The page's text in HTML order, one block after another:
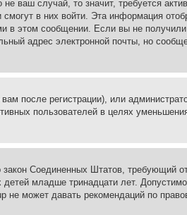
ваш случай, то значит, требуется
в них войти. Эта информация
в этом сообщении. Если вы не
адрес электронной почты, но
после регистрации), или
пользователей в целях
Соединенных Штатов, требующий
младше тринадцати лет.
может давать рекомендаций по